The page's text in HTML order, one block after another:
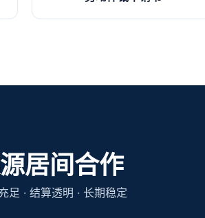
居间合作
足 · 结算透明 · 长期稳定